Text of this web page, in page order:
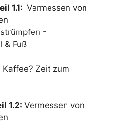
1.1: Vermessen von
-
& Fuß
Kaffee? Zeit zum
1.2: Vermessen von